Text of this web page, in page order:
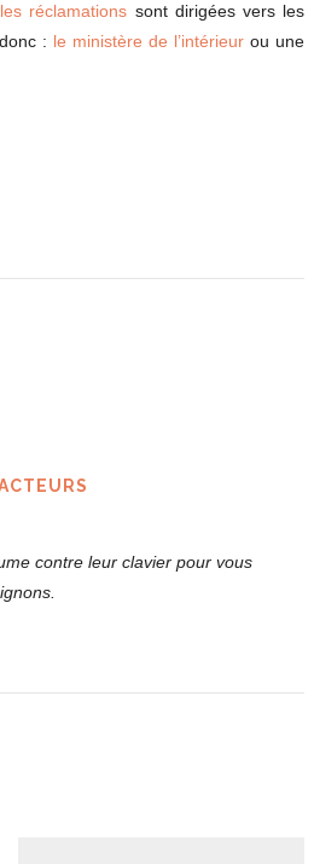
réclamations sont dirigées vers les
: le ministère de l’intérieur ou une
contre leur clavier pour vous